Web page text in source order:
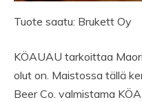
Tuote saatu: Brukett Oy
KÖAUAU tarkoittaa
olut on. Maistossa tällä
Beer Co. valmistama